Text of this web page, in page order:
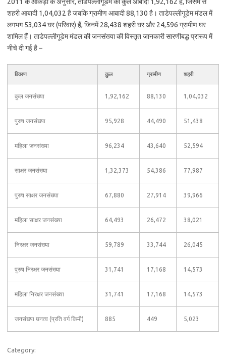
शहरी आबादी 1,04,032 है जबकि ग्रामीण आबादी 88,130 है। ताडेपल्लीगूडेम मंडल में
लगभग 53,034 घर (परिवार) हैं, जिनमें 28,438 शहरी घर और 24,596 ग्रामीण घर
शामिल हैं। ताडेपल्लीगूडेम मंडल की जनसंख्या की विस्तृत जानकारी सारणीबद्ध प्रारूप में
नीचे दी गई है –
विवरण कुल ग्रामीण शहरी
कुल जनसंख्या 1,92,162 88,130 1,04,032
पुरुष जनसंख्या 95,928 44,490 51,438
महिला जनसंख्या 96,234 43,640 52,594
साक्षर जनसंख्या 1,32,373 54,386 77,987
पुरुष साक्षर जनसंख्या 67,880 27,914 39,966
महिला साक्षर जनसंख्या 64,493 26,472 38,021
निरक्षर जनसंख्या 59,789 33,744 26,045
पुरुष निरक्षर जनसंख्या 31,741 17,168 14,573
महिला निरक्षर जनसंख्या 31,741 17,168 14,573
जनसंख्या घनत्व (प्रति वर्ग किमी) 885 449 5,023
Category: